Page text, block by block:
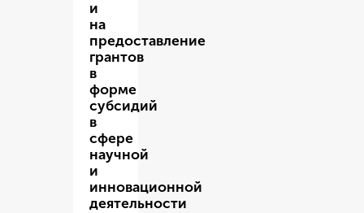
и
на
предоставление
грантов
в
форме
субсидий
в
сфере
научной
и
инновационной
деятельности